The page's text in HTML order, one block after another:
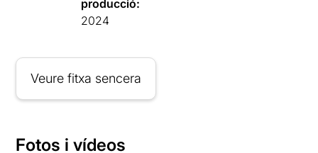
producció:
2024
Veure fitxa sencera
Fotos i vídeos